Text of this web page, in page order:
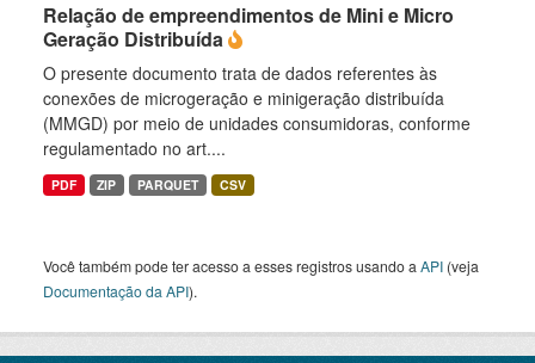
Relação de empreendimentos de Mini e Micro
Geração Distribuída
O presente documento trata de dados referentes às
conexões de microgeração e minigeração distribuída
(MMGD) por meio de unidades consumidoras, conforme
regulamentado no art....
PDF ZIP PARQUET CSV
Você também pode ter acesso a esses registros usando a API (veja
Documentação da API).